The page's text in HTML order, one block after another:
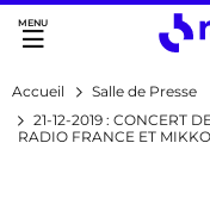
Accès direct :
Menu principal
Accueil
Salle de Presse
21-12-2019 : CONCERT
RADIO FRANCE ET